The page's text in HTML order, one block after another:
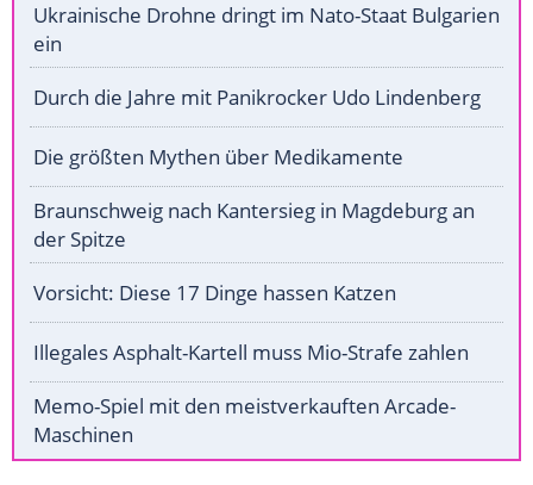
Ukrainische Drohne dringt im Nato-Staat Bulgarien
ein
Durch die Jahre mit Panikrocker Udo Lindenberg
Die größten Mythen über Medikamente
Braunschweig nach Kantersieg in Magdeburg an
der Spitze
Vorsicht: Diese 17 Dinge hassen Katzen
Illegales Asphalt-Kartell muss Mio-Strafe zahlen
Memo-Spiel mit den meistverkauften Arcade-
Maschinen